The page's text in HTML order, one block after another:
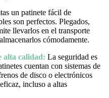
un patinete fácil de
son perfectos. Plegados,
llevarlos en el transporte
cómodamente.
alta calidad: La seguridad es
cuentan con sistemas de
de disco o electrónicos
incluso a altas